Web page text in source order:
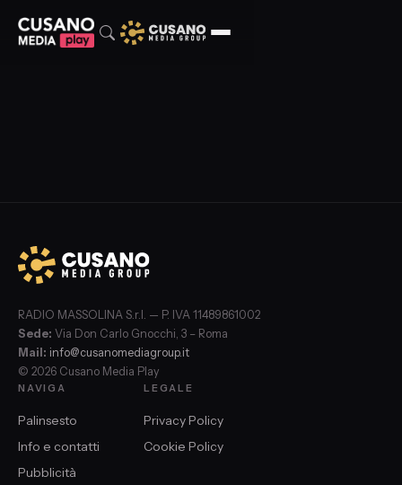
RADIO MASSOLINA S.r.l. — P. IVA 11489861002
Sede: Via Don Carlo Gnocchi, 3 – Roma
Mail: info@cusanomediagroup.it
© 2026 Cusano Media Play
NAVIGA
Palinsesto
Info e contatti
Pubblicità
LEGALE
Privacy Policy
Cookie Policy